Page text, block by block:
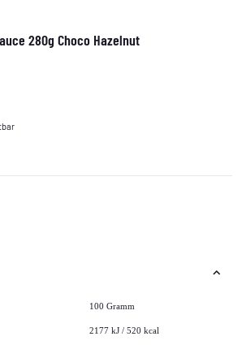
280g Choco Hazelnut
100 Gramm
2177 kJ / 520 kcal